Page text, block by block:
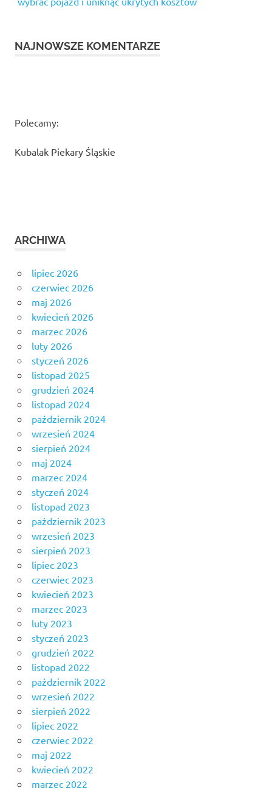
NAJNOWSZE KOMENTARZE
Polecamy:
Kubalak Piekary Śląskie
ARCHIWA
lipiec 2026
czerwiec 2026
maj 2026
kwiecień 2026
marzec 2026
luty 2026
styczeń 2026
listopad 2025
grudzień 2024
listopad 2024
październik 2024
wrzesień 2024
sierpień 2024
maj 2024
marzec 2024
styczeń 2024
listopad 2023
październik 2023
wrzesień 2023
sierpień 2023
lipiec 2023
czerwiec 2023
kwiecień 2023
marzec 2023
luty 2023
styczeń 2023
grudzień 2022
listopad 2022
październik 2022
wrzesień 2022
sierpień 2022
lipiec 2022
czerwiec 2022
maj 2022
kwiecień 2022
marzec 2022